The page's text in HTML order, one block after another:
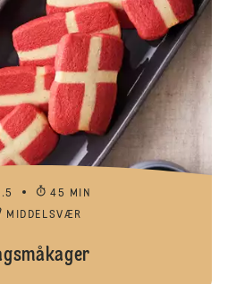
45 MIN
MIDDELSVÆR